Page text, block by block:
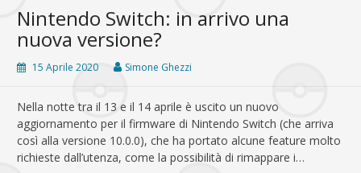
riparare
Con
affetti
da
drifting
Nintendo Switch: in arrivo una
nuova versione?
15 Aprile 2020 Simone Ghezzi
Nella notte tra il 13 e il 14 aprile è uscito un nuovo
aggiornamento per il firmware di Nintendo Switch (che arriva
così alla versione 10.0.0), che ha portato alcune feature molto
richieste dall’utenza, come la possibilità di rimappare i…